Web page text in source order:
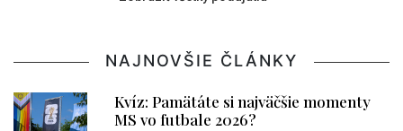
NAJNOVŠIE ČLÁNKY
Kvíz: Pamätáte si najväčšie momenty
MS vo futbale 2026?